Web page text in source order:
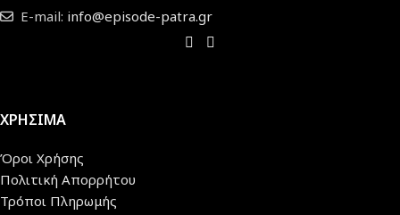
E-mail: info@episode-patra.gr
ΧΡΗΣΙΜΑ
Όροι Χρήσης
Πολιτική Απορρήτου
Τρόποι Πληρωμής